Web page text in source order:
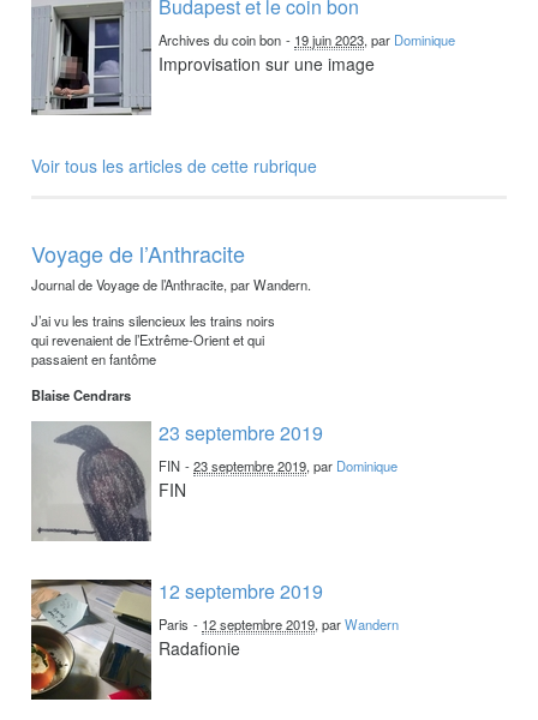
Budapest et le coin bon
Archives du coin bon - 19 juin 2023, par Dominique
Improvisation sur une image
Voir tous les articles de cette rubrique
Voyage de l’Anthracite
Journal de Voyage de l’Anthracite, par Wandern.
J’ai vu les trains silencieux les trains noirs
qui revenaient de l’Extrême-Orient et qui
passaient en fantôme
Blaise Cendrars
23 septembre 2019
FIN -23 septembre 2019, par Dominique
FIN
12 septembre 2019
Paris - 12 septembre 2019, parWandern
Radafionie